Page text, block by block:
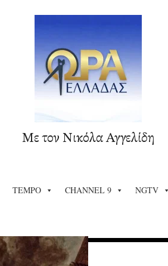
Με τον Νικόλα Αγγελίδη
TEMPO CHANNEL 9 NGTV